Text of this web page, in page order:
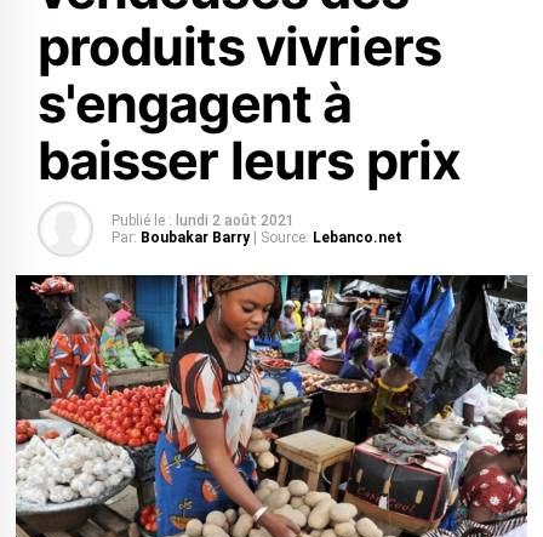
produits vivriers
s'engagent à
baisser leurs prix
Publié le : lundi 2 août 2021
Par: Boubakar Barry | Source: Lebanco.net